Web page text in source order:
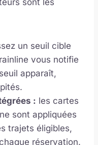
sont les
un seuil cible
vous notifie
apparaît,
: les cartes
sont appliquées
trajets éligibles,
réservation.